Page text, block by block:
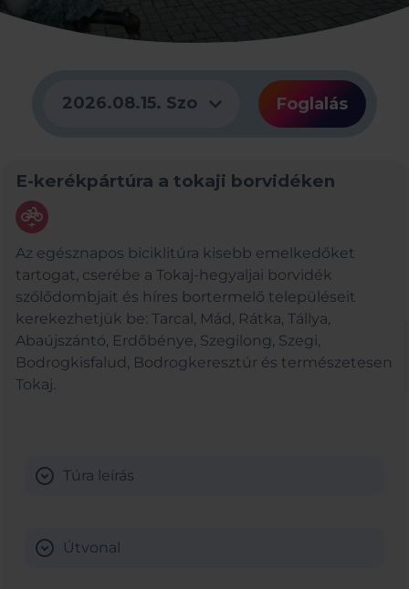
2026.08.15. Szo expand_more Foglalás
E-kerékpártúra a tokaji borvidéken
electric_bike
Az egésznapos biciklitúra kisebb emelkedőket
tartogat, cserébe a Tokaj-hegyaljai borvidék
szőlődombjait és híres bortermelő településeit
kerekezhetjük be: Tarcal, Mád, Rátka, Tállya,
Abaújszántó, Erdőbénye, Szegilong, Szegi,
Bodrogkisfalud, Bodrogkeresztúr és természetesen
Tokaj.
expand_circle_down Túra leírás
expand_circle_down Útvonal